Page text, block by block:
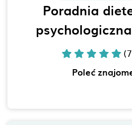
Poradnia
Poleć